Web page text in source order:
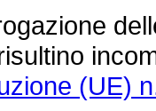
(UE)